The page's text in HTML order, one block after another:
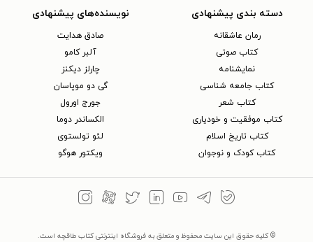
دسته بندی پیشنهادی
رمان عاشقانه
کتاب‌ صوتی
نمایشنامه
کتاب جامعه شناسی
کتاب شعر
کتاب موفقیت و خودیاری
کتاب تاریخ اسلام
کتاب کودک و نوجوان
نویسنده‌های پیشنهادی
صادق هدایت
آلبر کامو
چارلز دیکنز
گی دو موپاسان
جورج اورول
الکساندر دوما
لئو تولستوی
ویکتور هوگو
© کلیه حقوق این سایت محفوظ و متعلق به فروشگاه اینترنتی کتاب طاقچه است.